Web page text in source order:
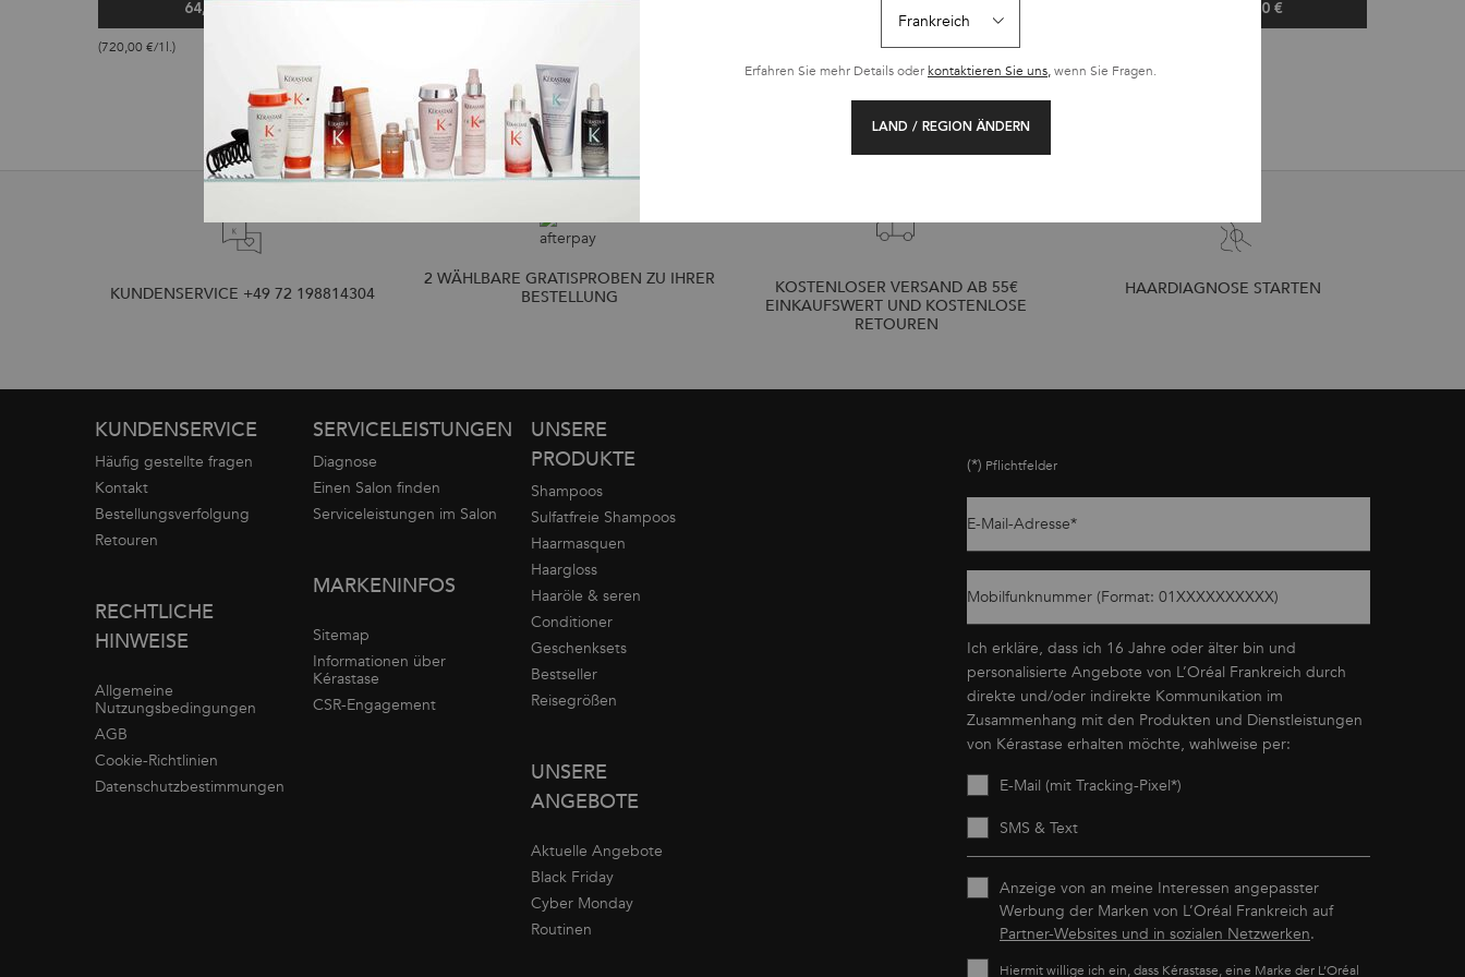
64,80 €
(720,00 €/1l.)
BAIN HYDRA-GLAZE SHAMPOO
(149,20 €/1l.)
37,30 €
KUNDENSERVICE +49 72 198814304
2 WÄHLBARE GRATISPROBEN ZU IHRER
BESTELLUNG
KOSTENLOSER VERSAND AB 55€
EINKAUFSWERT UND KOSTENLOSE
RETOUREN
HAARDIAGNOSE STARTEN
KUNDENSERVICE
Häufig gestellte fragen
Kontakt
Bestellungsverfolgung
Retouren
RECHTLICHE
HINWEISE
Allgemeine
Nutzungsbedingungen
AGB
Cookie-Richtlinien
Datenschutzbestimmungen
SERVICELEISTUNGEN
Diagnose
Einen Salon finden
Serviceleistungen im Salon
MARKENINFOS
Sitemap
Informationen über
Kérastase
CSR-Engagement
UNSERE
PRODUKTE
Shampoos
Sulfatfreie Shampoos
Haarmasquen
Haargloss
Haaröle & seren
Conditioner
Geschenksets
Bestseller
Reisegrößen
UNSERE
ANGEBOTE
Aktuelle Angebote
Black Friday
Cyber Monday
Routinen
(*) Pflichtfelder
E-Mail-Adresse*
Mobilfunknummer (Format: 01XXXXXXXXXX)
Ich erkläre, dass ich 16 Jahre oder älter bin und
personalisierte Angebote von L’Oréal Frankreich durch
direkte und/oder indirekte Kommunikation im
Zusammenhang mit den Produkten und Dienstleistungen
von Kérastase erhalten möchte, wahlweise per:
E-Mail (mit Tracking-Pixel*)
SMS & Text
Anzeige von an meine Interessen angepasster
Werbung der Marken von L’Oréal Frankreich auf
Partner-Websites und in sozialen Netzwerken.
Hiermit willige ich ein, dass Kérastase, eine Marke der L’Oréal
Erfahren Sie mehr Details oderkontaktieren Sie uns,wenn Sie Fragen.
LAND / REGION ÄNDERN